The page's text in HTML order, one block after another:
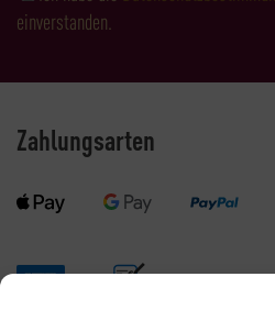
einverstanden.
Zahlungsarten